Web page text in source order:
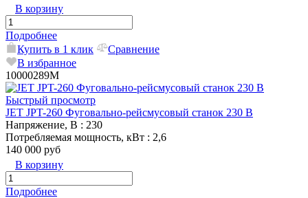
В корзину
Подробнее
Купить в 1 клик
Сравнение
В избранное
10000289M
Быстрый просмотр
JET JPT-260 Фуговально-рейсмусовый станок 230 В
Напряжение, В : 230
Потребляемая мощность, кВт : 2,6
140 000 руб
В корзину
Подробнее